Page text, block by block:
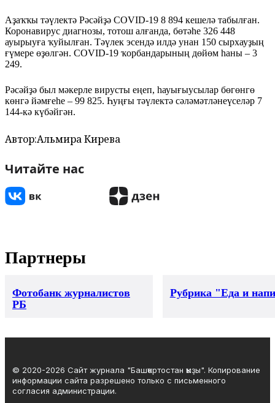
Аҙаҡҡы тәүлектә Рәсәйҙә COVID-19 8 894 кешелә табылған.
Коронавирус диагнозы, тотош алғанда, бөтәһе 326 448
ауырыуға ҡуйылған. Тәүлек эсендә илдә унан 150 сырхауҙың
ғүмере өҙөлгән. COVID-19 ҡорбандарының дөйөм һаны – 3
249.
Рәсәйҙә был мәкерле вирусты еңеп, һауығыусылар бөгөнгө
көнгә йәмғеһе – 99 825. Һуңғы тәүлектә сәләмәтләнеүселәр 7
144-кә күбәйгән.
Автор:Альмира Кирәева
Читайте нас
Партнеры
Фотобанк журналистов
РБ
Рубрика "Еда и
© 2020-2026 Сайт журнала "Башҡортостан ҡыҙы". Копирование
информации сайта разрешено только с письменного
согласия администрации.